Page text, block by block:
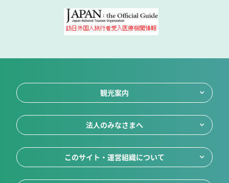
観光案内
法人のみなさまへ
このサイト・運営組織について